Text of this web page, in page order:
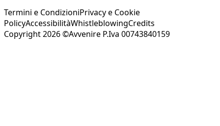
Termini e CondizioniPrivacy e Cookie
PolicyAccessibilitàWhistleblowingCredits
Copyright 2026 ©Avvenire P.Iva 00743840159